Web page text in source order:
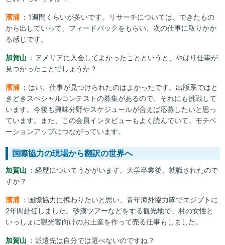
濱浦 ：1週間くらいが多いです。リサーチについては、できたもの
から出していって、フィードバックをもらい、次の仕事に取りかか
る感じです。
加賀山 ：アメリアに入会してよかったことというと、やはり仕事が
見つかったことでしょうか？
濱浦 ：はい、仕事が見つけられたのはよかったです。出版系ではと
きどきスペシャルコンテストの募集があるので、それにも挑戦して
います。今後も興味分野やスケジュールが合えば応募したいと思っ
ています。また、この会員インタビューもよく読んでいて、モチベ
ーションアップにつながっています。
国際協力の現場から翻訳の世界へ
加賀山 ：経歴についてうかがいます。大学卒業後、就職されたので
すか？
濱浦 ：国際協力に携わりたいと思い、青年海外協力隊でエジプトに
2年間赴任しました。砂漠ツアーなどをする観光地で、村の女性と
いっしょに観光客向けのお土産を作って売る仕事もしました。
加賀山 ：派遣先は自分では選べないのですね？